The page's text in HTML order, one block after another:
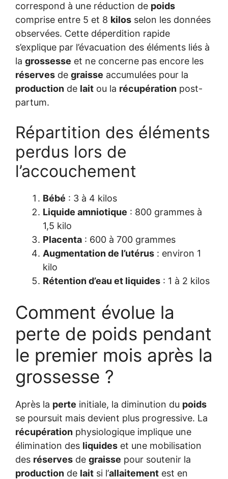
correspond à une réduction de poids
comprise entre 5 et 8 kilos selon les données
observées. Cette déperdition rapide
s’explique par l’évacuation des éléments liés à
la grossesse et ne concerne pas encore les
réserves de graisse accumulées pour la
production de lait ou la récupération post-
partum.
Répartition des éléments
perdus lors de
l’accouchement
Bébé : 3 à 4 kilos
Liquide amniotique : 800 grammes à
1,5 kilo
Placenta : 600 à 700 grammes
Augmentation de l’utérus : environ 1
kilo
Rétention d’eau et liquides : 1 à 2 kilos
Comment évolue la
perte de poids pendant
le premier mois après la
grossesse ?
Après la perte initiale, la diminution du poids
se poursuit mais devient plus progressive. La
récupération physiologique implique une
élimination des liquides et une mobilisation
des réserves de graisse pour soutenir la
production de lait si l’allaitement est en